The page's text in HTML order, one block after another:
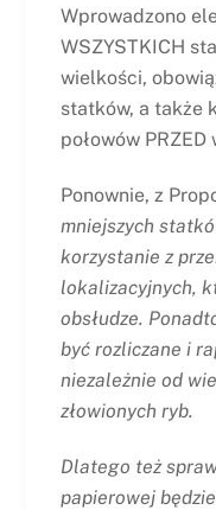
Wprowadzono
WSZYSTKICH
wielkości,
statków, a także
połowów PRZED
Ponownie, z
mniejszych
korzystanie z
lokalizacyjnych,
obsłudze.
być rozliczane i
niezależnie od
złowionych ryb.
Dlatego też
papierowej